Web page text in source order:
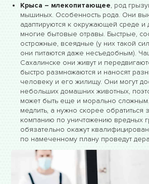
Крыса – млекопитающее, род
мышиных. Особенность рода. Они
адаптируются к окружающей среде и
многие бытовые отравы. Быстрые,
острожные, всеядные (у них такой
они питаются даже несъедобным).
Сахалинске они живут и
быстро размножаются и наносят
человеку и его жилищу. Они могут
небольших домашних животных,
может быть еще и морально
медлить, а нужно скорее
компанию по уничтожению вредных
обязательно окажут
по намеченному плану проведут